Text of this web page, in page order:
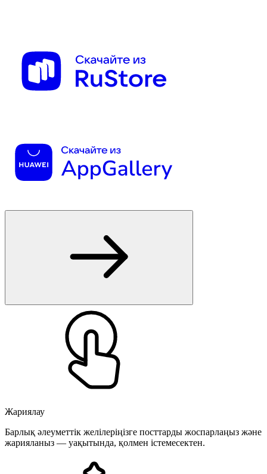
Жариялау
Барлық әлеуметтік желілеріңізге посттарды жоспарлаңыз және
жарияланыз — уақытында, қолмен істемесектен.